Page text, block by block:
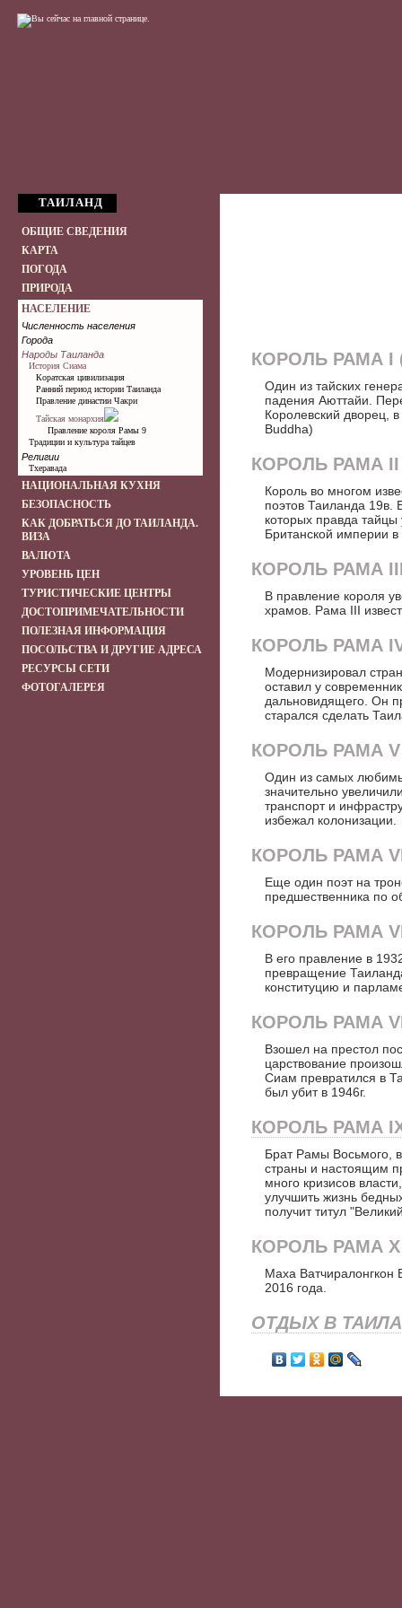
ТАИЛАНД
ОБЩИЕ СВЕДЕНИЯ
КАРТА
ПОГОДА
ПРИРОДА
НАСЕЛЕНИЕ
Численность населения
Города
Народы Таиланда
История Сиама
Коратская цивилизация
Ранний период истории Таиланда
Правление династии Чакри
Тайская монархия
Правление короля Рамы 9
Традиции и культура тайцев
Религии
Тхеравада
НАЦИОНАЛЬНАЯ КУХНЯ
БЕЗОПАСНОСТЬ
КАК ДОБРАТЬСЯ ДО ТАИЛАНДА.
ВИЗА
ВАЛЮТА
УРОВЕНЬ ЦЕН
ТУРИСТИЧЕСКИЕ ЦЕНТРЫ
ДОСТОПРИМЕЧАТЕЛЬНОСТИ
ПОЛЕЗНАЯ ИНФОРМАЦИЯ
ПОСОЛЬСТВА И ДРУГИЕ АДРЕСА
РЕСУРСЫ СЕТИ
ФОТОГАЛЕРЕЯ
КОРОЛЬ РАМА I
Один из тайских
падения Аюттайи.
Королевский дворец,
Buddha)
КОРОЛЬ РАМА II
Король во многом
поэтов Таиланда 19в.
которых правда
Британской империи
КОРОЛЬ РАМА III
В правление короля
храмов. Рама III
КОРОЛЬ РАМА IV
Модернизировал
оставил у
дальновидящего. Он
старался сделать
КОРОЛЬ РАМА V
Один из самых
значительно
транспорт и
избежал колонизации.
КОРОЛЬ РАМА VI
Еще один поэт на
предшественника по
КОРОЛЬ РАМА VII
В его правление в
превращение
конституцию и
КОРОЛЬ РАМА
Взошел на престол
царствование
Сиам превратился в
был убит в 1946г.
КОРОЛЬ РАМА IX
Брат Рамы Восьмого,
страны и настоящим
много кризисов
улучшить жизнь
получит титул
КОРОЛЬ РАМА X
Маха Ватчиралонгкон
2016 года.
ОТДЫХ В